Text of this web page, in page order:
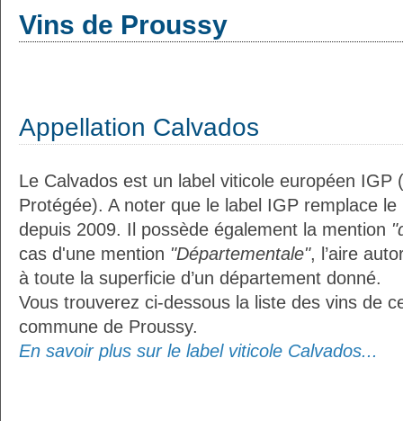
Vins de Proussy
Appellation Calvados
Le Calvados est un label viticole européen IGP
Protégée). A noter que le label IGP remplace
depuis 2009. Il possède également la mention
cas d'une mention "Départementale", l’aire
à toute la superficie d’un département donné.
Vous trouverez ci-dessous la liste des vins de
commune de Proussy.
En savoir plus sur le label viticole Calvados...